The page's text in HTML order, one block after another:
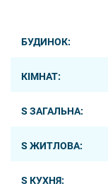
БУДИНОК:
КІМНАТ:
S ЗАГАЛЬНА:
S ЖИТЛОВА:
S КУХНЯ: